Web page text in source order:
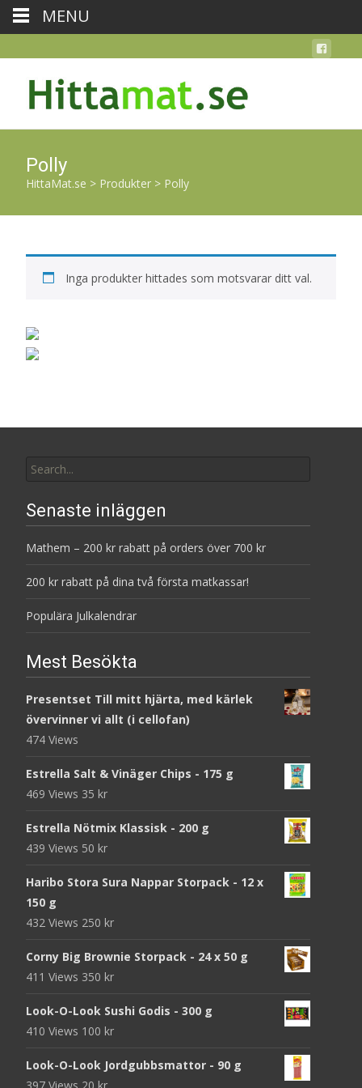
Polly
HittaMat.se > Produkter > Polly
Inga produkter hittades som motsvarar ditt val.
for:
Senaste inläggen
Mathem – 200 kr rabatt på orders över 700 kr
200 kr rabatt på dina två första matkassar!
Populära Julkalendrar
Mest Besökta
Presentset Till mitt hjärta, med kärlek
övervinner vi allt (i cellofan)
474 Views
Estrella Salt & Vinäger Chips - 175 g
469 Views 35 kr
Estrella Nötmix Klassisk - 200 g
439 Views 50 kr
Haribo Stora Sura Nappar Storpack - 12 x
150 g
432 Views 250 kr
Corny Big Brownie Storpack - 24 x 50 g
411 Views 350 kr
Look-O-Look Sushi Godis - 300 g
410 Views 100 kr
Look-O-Look Jordgubbsmattor - 90 g
MENU